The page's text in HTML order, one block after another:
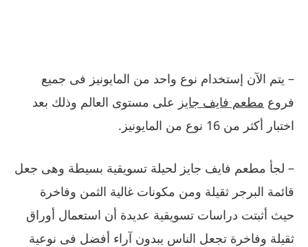
– يتم الآن إستخدام نوع واحد من المايونيز فى جميع
فروع مطعم فايف جايز على مستوى العالم وذلك بعد
اختبار أكثر من
نوع من المايونيز .
– لجأ مطعم فايف جايز لحيلة تسويقية بسيطة وهى جعل
قائمة البرجر ثقيلة ومن مكونات غالية الثمن وفاخرة
حيث أثبتت دراسات تسويقية عديدة أن استعمال أوراق
ثقيلة وفاخرة تجعل الناس يبدون آراء أفضل فى نوعية